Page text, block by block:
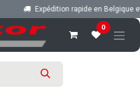
Expédition rapide en Belgique et
0